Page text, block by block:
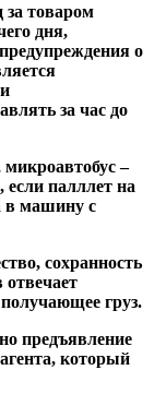
за товаром
дня,
о
за час до
–
если палллет на
в машину с
сохранность
груз.
предъявление
который